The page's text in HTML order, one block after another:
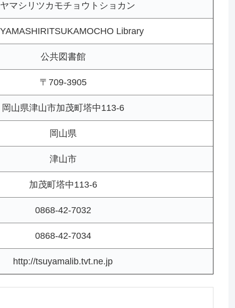
マシリツカモチョウトショカン
Library
公共図書館
〒709-3905
岡山県津山市加茂町塔中113-6
岡山県
津山市
加茂町塔中113-6
0868-42-7032
0868-42-7034
http://tsuyamalib.tvt.ne.jp